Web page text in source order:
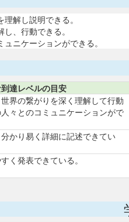
解し説明できる。
、行動できる。
ニケーションができる。
達レベルの目安
界の繋がりを深く理解して行動
々とのコミュニケーションがで
かり易く詳細に記述できてい
く発表できている。